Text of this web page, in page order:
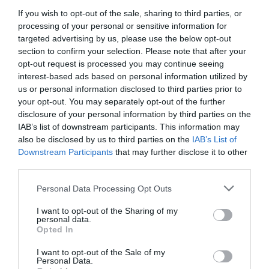
If you wish to opt-out of the sale, sharing to third parties, or
processing of your personal or sensitive information for
targeted advertising by us, please use the below opt-out
section to confirm your selection. Please note that after your
opt-out request is processed you may continue seeing
interest-based ads based on personal information utilized by
us or personal information disclosed to third parties prior to
your opt-out. You may separately opt-out of the further
disclosure of your personal information by third parties on the
IAB’s list of downstream participants. This information may
also be disclosed by us to third parties on the IAB’s List of
Downstream Participants that may further disclose it to other
Personal Data Processing Opt Outs
I want to opt-out of the Sharing of my
personal data.
Opted In
I want to opt-out of the Sale of my
Personal Data.
afegir un trosset de bacallà, nosaltres hem
apostat pel carrabiner”. La versiona afegint un
punt de sake als espinacs i ceba, all i tomàquet
rostit, gairebé confitat, una picada d'avellana i
julivert. La base de verdures d'aquesta salsa rega
tot el plat, bonic i saborós. Un platàs que costa
interpretar que és, en realitat, una elaboració
força rústica, si se'n desconeix la història.
Muria versiona la típica truita
amb suc del Priorat afegint
un punt de sake als
espinacs i ceba, all i
tomàquet rostit, gairebé